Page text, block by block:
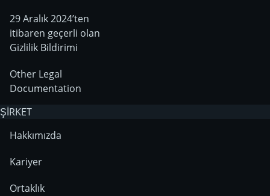
29 Aralık 2024’ten
itibaren geçerli olan
Gizlilik Bildirimi
Other Legal
Documentation
ŞİRKET
Hakkımızda
Kariyer
Ortaklık